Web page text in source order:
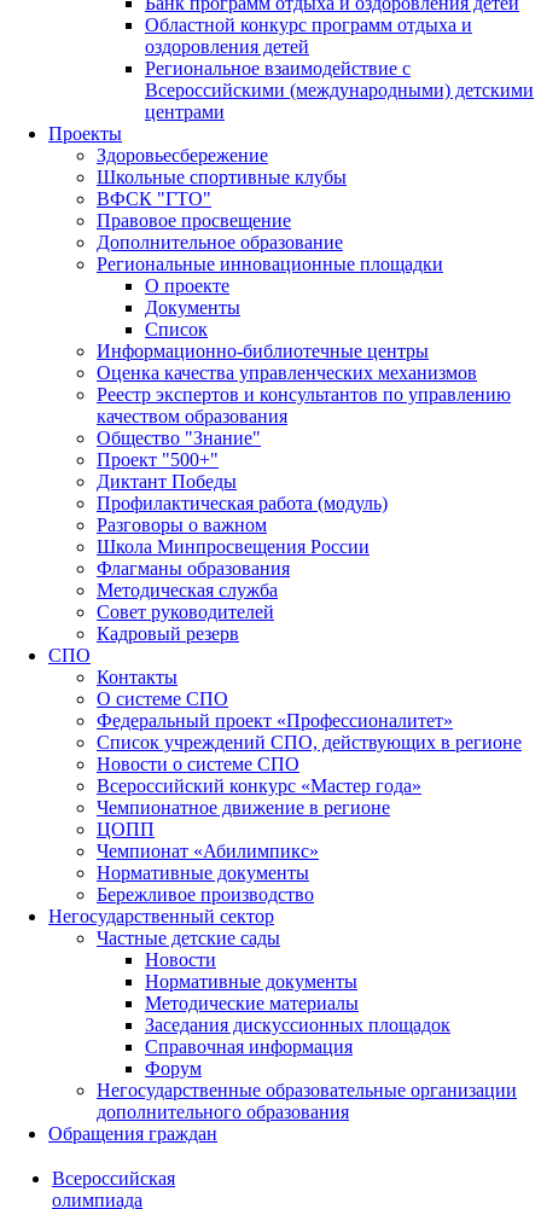
Областной конкурс программ отдыха и
оздоровления детей
Региональное взаимодействие с
Всероссийскими (международными) детскими
центрами
Проекты
Здоровьесбережение
Школьные спортивные клубы
ВФСК "ГТО"
Правовое просвещение
Дополнительное образование
Региональные инновационные площадки
О проекте
Документы
Список
Информационно-библиотечные центры
Оценка качества управленческих механизмов
Реестр экспертов и консультантов по управлению
качеством образования
Общество "Знание"
Проект "500+"
Диктант Победы
Профилактическая работа (модуль)
Разговоры о важном
Школа Минпросвещения России
Флагманы образования
Методическая служба
Совет руководителей
Кадровый резерв
СПО
Контакты
О системе СПО
Федеральный проект «Профессионалитет»
Список учреждений СПО, действующих в регионе
Новости о системе СПО
Всероссийский конкурс «Мастер года»
Чемпионатное движение в регионе
ЦОПП
Чемпионат «Абилимпикс»
Нормативные документы
Бережливое производство
Негосударственный сектор
Частные детские сады
Новости
Нормативные документы
Методические материалы
Заседания дискуссионных площадок
Справочная информация
Форум
Негосударственные образовательные организации
дополнительного образования
Обращения граждан
Всероссийская
олимпиада